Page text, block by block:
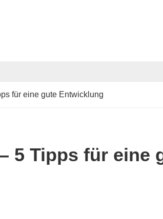
für eine gute Entwicklung
5 Tipps für eine